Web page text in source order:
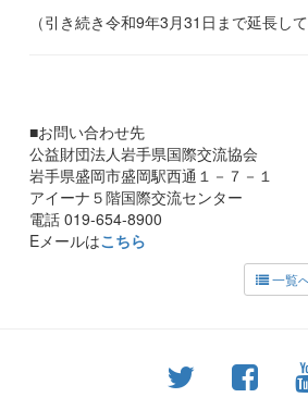
（引き続き令和9年3月31日まで延長し
■お問い合わせ先
公益財団法人岩手県国際交流協会
岩手県盛岡市盛岡駅西通１－７－１
アイーナ５階国際交流センター
電話 019-654-8900
Eメールはこちら
一覧